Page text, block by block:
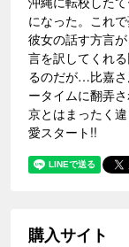
になった。これ
彼女の話す方言
言を訳してくれ
るのだが…比嘉
ータイムに翻弄
京とはまったく
愛スタート!!
購入サイト